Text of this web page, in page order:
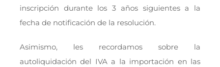
inscripción durante los 3 años siguientes a la
fecha de notificación de la resolución.
Asimismo, les recordamos sobre la
autoliquidación del IVA a la importación en las